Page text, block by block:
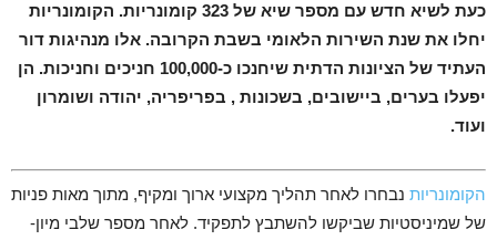
כעת לשיא חדש עם מספר שיא של 323 קומונריות. הקומונריות
יחלו את שנת השירות הלאומי בשבת הקרובה. אלו מנהיגות דור
העתיד של הציונות הדתית שיחנכו כ-100,000 חניכים וחניכות. הן
יפעלו בערים, ביישובים, בשכונות , בפריפריה, יהודה ושומרון
ועוד.
הקומונריות נבחרו לאחר תהליך מקצועי ארוך ומקיף, מתוך מאות פניות
של שמיניסטיות שביקשו להשתבץ לתפקיד. לאחר מספר שלבי מיון-